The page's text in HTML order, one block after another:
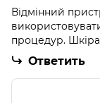
Відмінний
процедур.
Ответить